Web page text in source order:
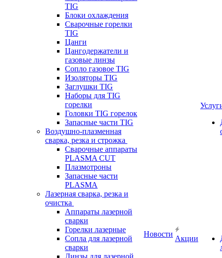
TIG
Блоки охлаждения
Сварочные горелки
TIG
Цанги
Цангодержатели и
газовые линзы
Сопло газовое TIG
Изоляторы TIG
Заглушки TIG
Наборы для TIG
горелки
Головки TIG горелок
Запасные части TIG
Воздушно-плазменная
сварка, резка и строжка
Сварочные аппараты
PLASMA CUT
Плазмотроны
Запасные части
PLASMA
Лазерная сварка, резка и
очистка
Аппараты лазерной
сварки
Горелки лазерные
Сопла для лазерной
сварки
Линзы для лазерной
Новости
Акции